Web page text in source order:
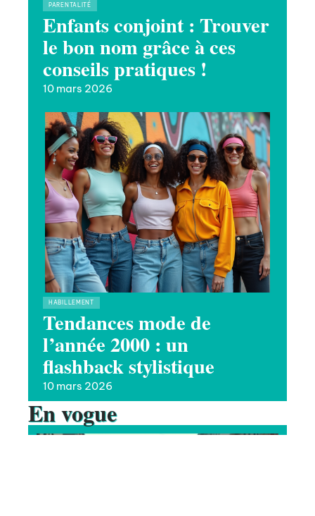
PARENTALITÉ
Enfants conjoint : Trouver
le bon nom grâce à ces
conseils pratiques !
10 mars 2026
HABILLEMENT
Tendances mode de
l’année 2000 : un
flashback stylistique
10 mars 2026
En vogue